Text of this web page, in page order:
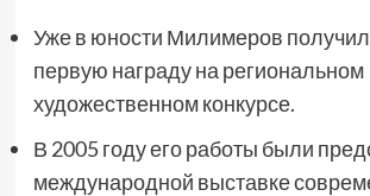
Уже в юности Милимеров
первую награду на региональном
художественном конкурсе.
В 2005 году его работы были
международной выставке